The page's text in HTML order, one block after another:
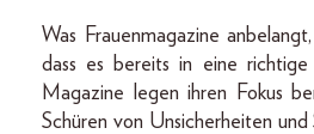
Was Frauenmagazine
dass es bereits in eine
Magazine legen ihren Fokus
Schüren von Unsicherheiten